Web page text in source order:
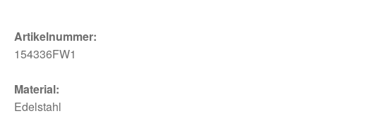
Artikelnummer:
154336FW1
Material:
Edelstahl